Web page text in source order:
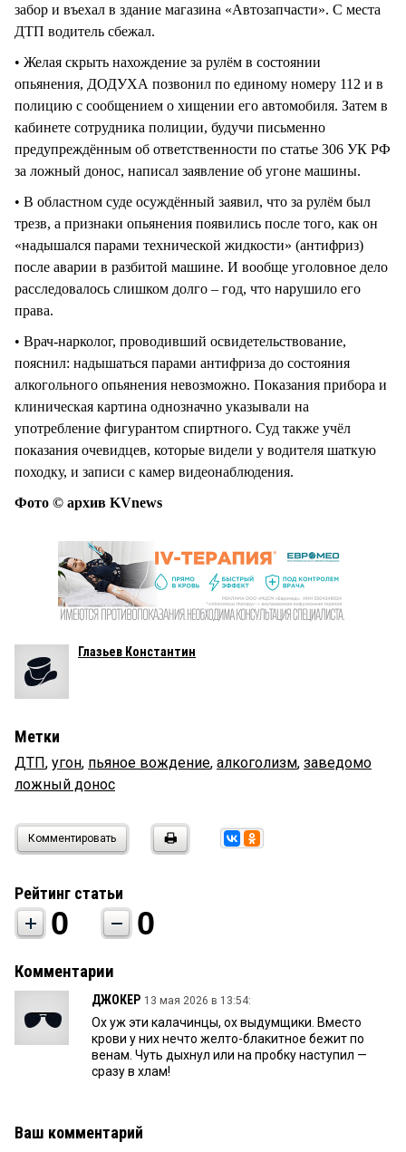
забор и въехал в здание магазина «Автозапчасти». С места
ДТП водитель сбежал.
• Желая скрыть нахождение за рулём в состоянии
опьянения, ДОДУХА позвонил по единому номеру 112 и в
полицию с сообщением о хищении его автомобиля. Затем в
кабинете сотрудника полиции, будучи письменно
предупреждённым об ответственности по статье 306 УК РФ
за ложный донос, написал заявление об угоне машины.
• В областном суде осуждённый заявил, что за рулём был
трезв, а признаки опьянения появились после того, как он
«надышался парами технической жидкости» (антифриз)
после аварии в разбитой машине. И вообще уголовное дело
расследовалось слишком долго – год, что нарушило его
права.
• Врач-нарколог, проводивший освидетельствование,
пояснил: надышаться парами антифриза до состояния
алкогольного опьянения невозможно. Показания прибора и
клиническая картина однозначно указывали на
употребление фигурантом спиртного. Суд также учёл
показания очевидцев, которые видели у водителя шаткую
походку, и записи с камер видеонаблюдения.
Фото © архив KVnews
Глазьев Константин
Метки
ДТП, угон, пьяное вождение, алкоголизм, заведомо
ложный донос
Комментировать
Рейтинг статьи
0 0
Комментарии
ДЖОКЕР 13 мая 2026 в 13:54:
Ох уж эти калачинцы, ох выдумщики. Вместо
крови у них нечто желто-блакитное бежит по
венам. Чуть дыхнул или на пробку наступил —
сразу в хлам!
Ваш комментарий